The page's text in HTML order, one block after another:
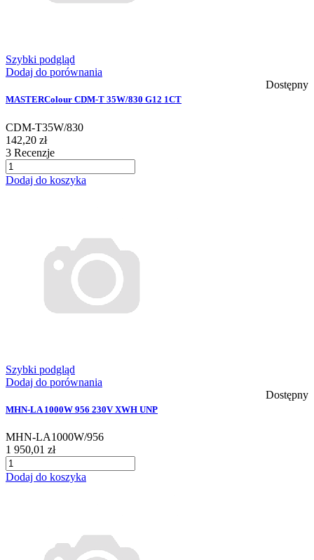
Szybki podgląd
Dodaj do porównania
Dostępny
MASTERColour CDM-T 35W/830 G12 1CT
CDM-T35W/830
142,20 zł
3 Recenzje
Dodaj do koszyka
Szybki podgląd
Dodaj do porównania
Dostępny
MHN-LA 1000W 956 230V XWH UNP
MHN-LA1000W/956
1 950,01 zł
Dodaj do koszyka